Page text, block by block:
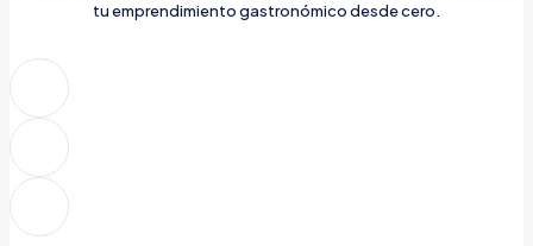
tu emprendimiento gastronómico desde cero.